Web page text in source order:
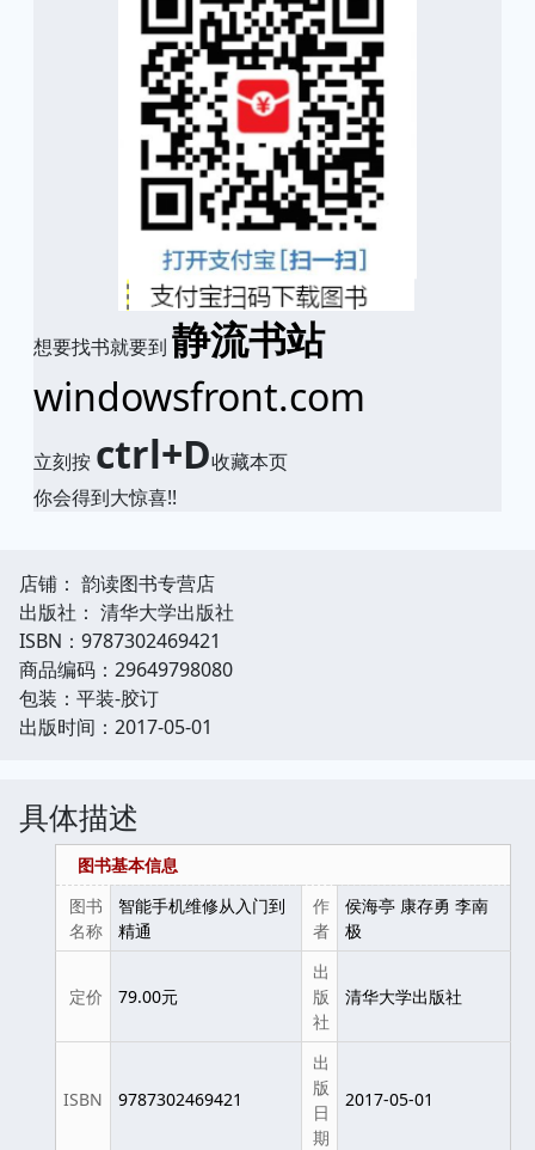
想要找书就要到 静流书站
windowsfront.com
立刻按 ctrl+D收藏本页
你会得到大惊喜!!
店铺： 韵读图书专营店
出版社： 清华大学出版社
ISBN：9787302469421
商品编码：29649798080
包装：平装-胶订
出版时间：2017-05-01
具体描述
图书基本信息
图书
名称
智能手机维修从入门到
精通
作
者
侯海亭 康存勇 李南
极
定价 79.00元
出
版
社
清华大学出版社
ISBN 9787302469421
出
版
日
期
2017-05-01